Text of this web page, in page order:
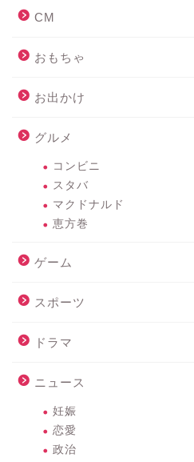
CM
おもちゃ
お出かけ
グルメ
コンビニ
スタバ
マクドナルド
恵方巻
ゲーム
スポーツ
ドラマ
ニュース
妊娠
恋愛
政治